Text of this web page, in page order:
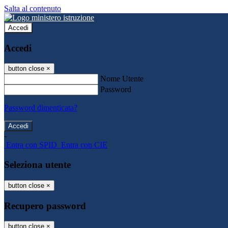
Salta al contenuto
Accedi
Accedi
button close ×
Nome Utente
Password
Password dimenticata?
-
Entra con SPID Entra con CIE
Seleziona utente
button close ×
Recupero password
button close ×